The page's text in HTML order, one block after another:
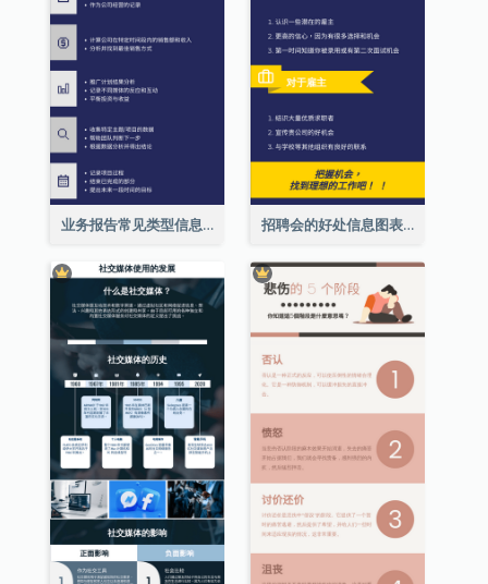
业务报告常见类型信息图表 招聘会的好处信息图表